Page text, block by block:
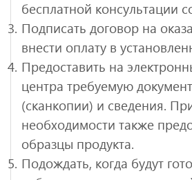
бесплатной консультации
Подписать договор на
внести оплату в
Предоставить на
центра требуемую
(сканкопии) и сведения.
необходимости также
образцы продукта.
Подождать, когда будут